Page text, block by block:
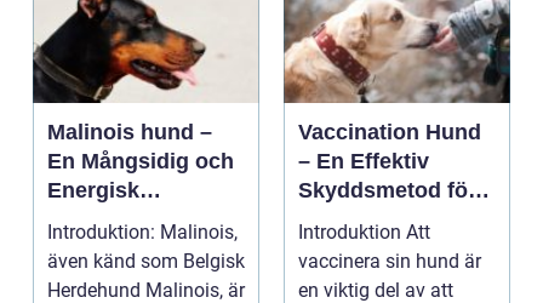
Malinois hund –
En Mångsidig och
Energisk
Arbetshund
Introduktion: Malinois,
även känd som Belgisk
Herdehund Malinois, är
Vaccination Hund
– En Effektiv
Skyddsmetod för
Våra Furry Friends
Introduktion Att
vaccinera sin hund är
en viktig del av att